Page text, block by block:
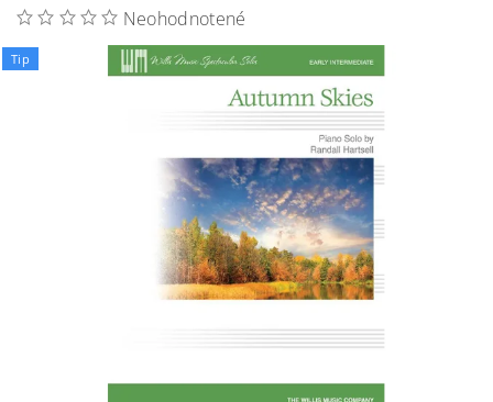
Neohodnotené
Tip